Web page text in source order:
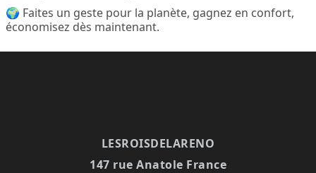
🌍 Faites un geste pour la planète, gagnez en confort,
économisez dès maintenant.
LESROISDELARENO
147 rue Anatole France